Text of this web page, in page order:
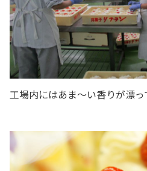
工場内にはあま～い香りが漂